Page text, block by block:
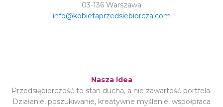
03-136 Warszawa
info@kobietaprzedsiebiorcza.com
Nasza idea
Przedsiębiorczość to stan ducha, a nie zawartość portfela.
Działanie, poszukiwanie, kreatywne myślenie, współpraca